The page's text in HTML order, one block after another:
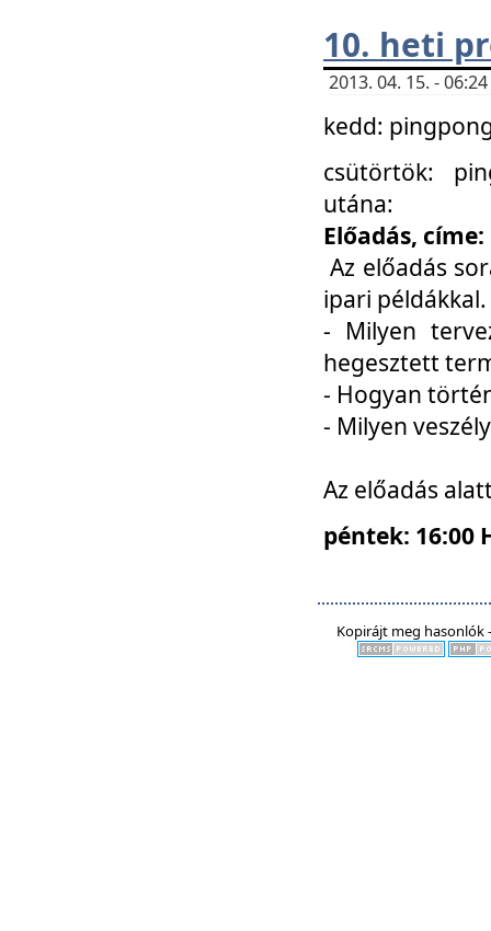
10. heti
2013. 04. 15. -
kedd:
csütörtök:
utána:
Előadás,
Az előadás
ipari
- Milyen
hegesztett
- Hogyan
- Milyen
Az előadás
péntek: 16:00
Kopirájt meg hasonlók